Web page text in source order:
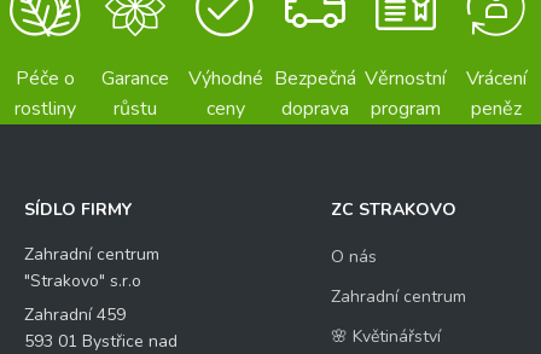
Péče o
rostliny
Garance
růstu
Výhodné
ceny
Bezpečná
doprava
Věrnostní
program
Vrácení
peněz
SÍDLO FIRMY
Zahradní centrum
"Strakovo" s.r.o
Zahradní 459
593 01 Bystřice nad
ZC STRAKOVO
O nás
Zahradní centrum
🌸 Květinářství